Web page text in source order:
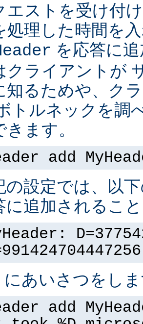
エストを受け付
処理した時間を
を応答に
クライアントが
知るためや、ク
トルネックを調
きます。
add
の設定では、以
に追加されるこ
にあいさつをし
add